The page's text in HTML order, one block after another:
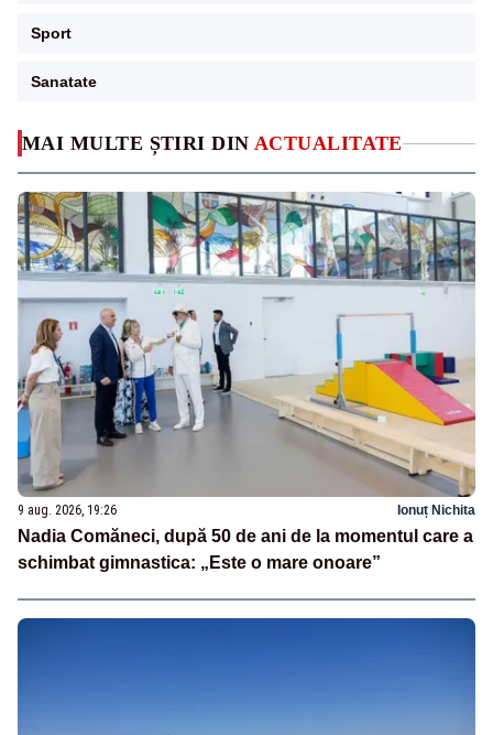
MAI MULTE ȘTIRI DIN ACTUALITATE
9 aug. 2026, 19:26 Ionuț Nichita
Nadia Comăneci, după 50 de ani de la momentul care a
schimbat gimnastica: „Este o mare onoare”
Sport
Sanatate